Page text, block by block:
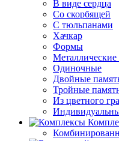
В виде сердца
Со скорбящей
С тюльпанами
Хачкар
Формы
Металлические
Одиночные
Двойные
Тройные
Из цветного